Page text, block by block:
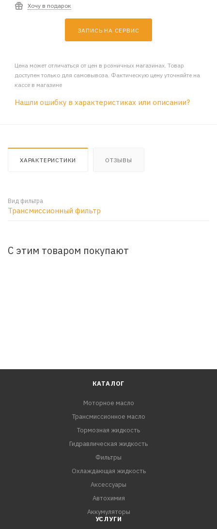
Хочу в подарок
ЗАПИСЬ НА СЕРВИС
Цена может отличаться от цен в розничных магазинах. Товар
доступен только для самовывоза. Фактическую цену уточняйте на
кассе в магазине
Нашли ошибку в характеристиках или описании?
ХАРАКТЕРИСТИКИ ОТЗЫВЫ
Вид фильтра
Трансмиссионный фильтр
С этим товаром покупают
КАТАЛОГ
Моторное масло
Трансмиссионное масло
Тормозная жидкость
Гидравлическая жидкость
Фильтры
Охлаждающая жидкость
Аксессуары
Автохимия
Аккумуляторы
УСЛУГИ